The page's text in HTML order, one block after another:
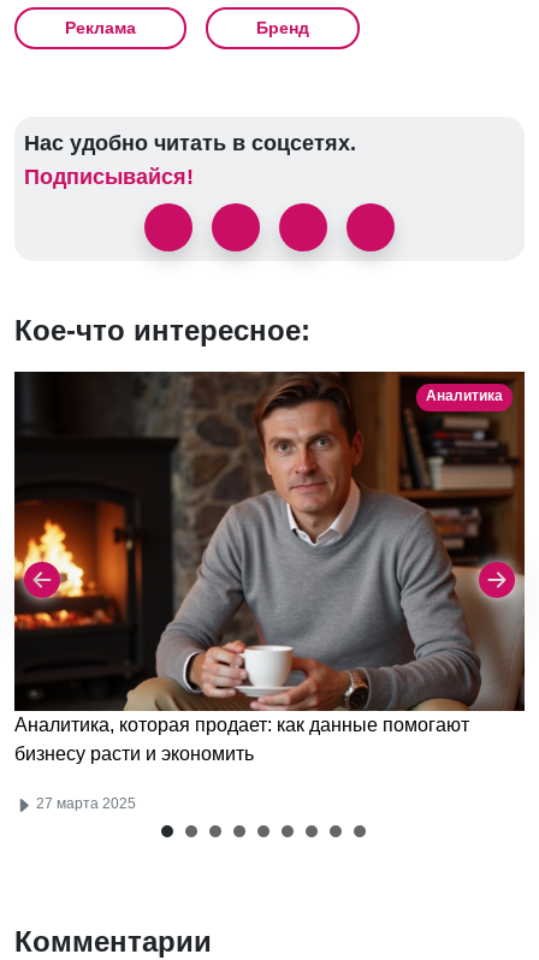
Реклама Бренд
Нас удобно читать в соцсетях.
Подписывайся!
Кое-что интересное:
Аналитика
Аналитика, которая продает: как данные помогают
бизнесу расти и экономить
27 марта 2025
Комментарии